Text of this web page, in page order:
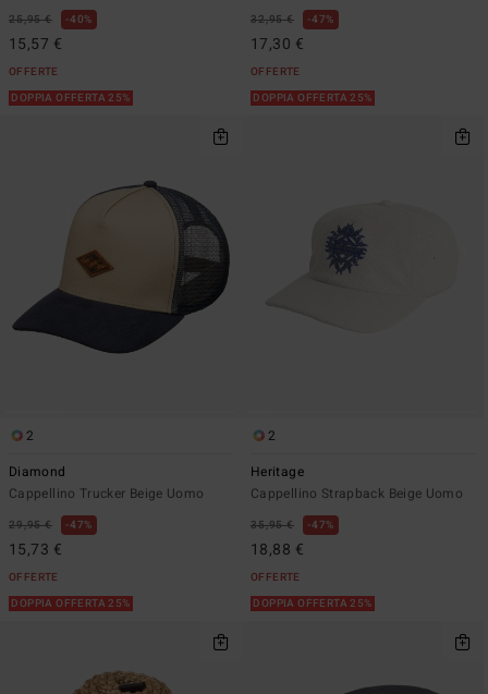
25,95 € 40%
15,57 €
OFFERTE
DOPPIA OFFERTA 25%
32,95 € 47%
17,30 €
OFFERTE
DOPPIA OFFERTA 25%
2
Diamond
Cappellino Trucker Beige Uomo
29,95 € 47%
15,73 €
OFFERTE
DOPPIA OFFERTA 25%
2
Heritage
Cappellino Strapback Beige Uomo
35,95 € 47%
18,88 €
OFFERTE
DOPPIA OFFERTA 25%